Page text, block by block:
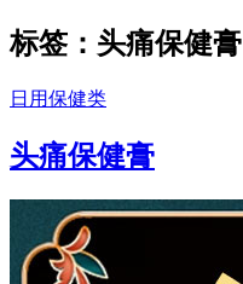
标签：头痛保健膏
日用保健类
头痛保健膏